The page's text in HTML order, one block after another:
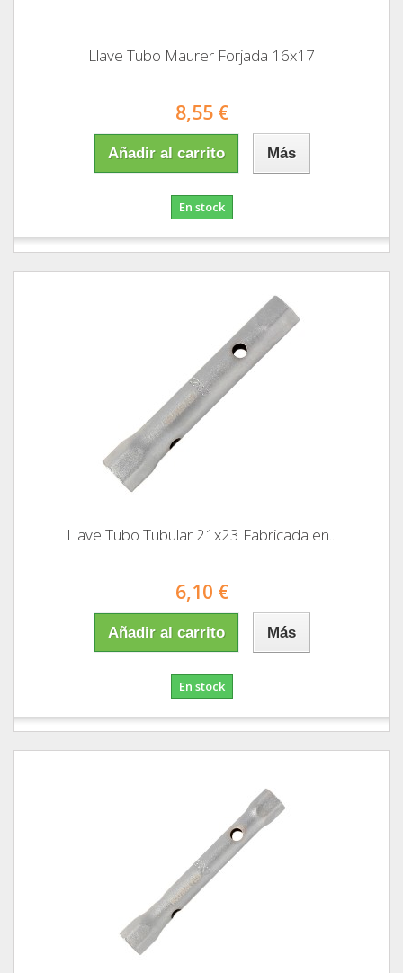
Llave Tubo Maurer Forjada 16x17
8,55 €
Añadir al carrito Más
En stock
Llave Tubo Tubular 21x23 Fabricada en...
6,10 €
Añadir al carrito Más
En stock